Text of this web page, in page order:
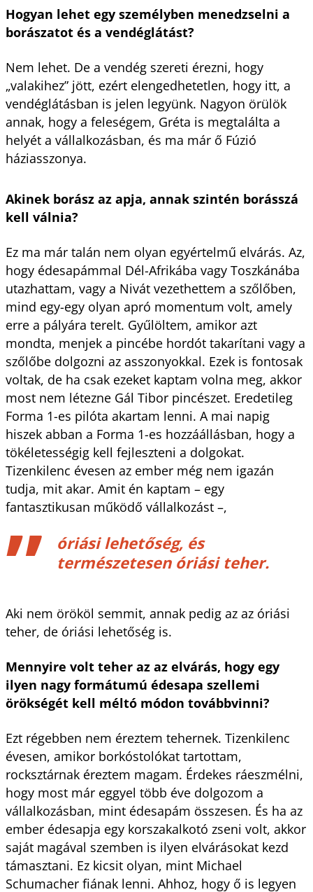
Hogyan lehet egy személyben menedzselni a
borászatot és a vendéglátást?
Nem lehet. De a vendég szereti érezni, hogy
„valakihez” jött, ezért elengedhetetlen, hogy itt, a
vendéglátásban is jelen legyünk. Nagyon örülök
annak, hogy a feleségem, Gréta is megtalálta a
helyét a vállalkozásban, és ma már ő Fúzió
háziasszonya.
Akinek borász az apja, annak szintén borásszá
kell válnia?
Ez ma már talán nem olyan egyértelmű elvárás. Az,
hogy édesapámmal Dél-Afrikába vagy Toszkánába
utazhattam, vagy a Nivát vezethettem a szőlőben,
mind egy-egy olyan apró momentum volt, amely
erre a pályára terelt. Gyűlöltem, amikor azt
mondta, menjek a pincébe hordót takarítani vagy a
szőlőbe dolgozni az asszonyokkal. Ezek is fontosak
voltak, de ha csak ezeket kaptam volna meg, akkor
most nem létezne Gál Tibor pincészet. Eredetileg
Forma 1-es pilóta akartam lenni. A mai napig
hiszek abban a Forma 1-es hozzáállásban, hogy a
tökéletességig kell fejleszteni a dolgokat.
Tizenkilenc évesen az ember még nem igazán
tudja, mit akar. Amit én kaptam – egy
fantasztikusan működő vállalkozást –,
óriási lehetőség, és
természetesen óriási teher.
Aki nem örököl semmit, annak pedig az az óriási
teher, de óriási lehetőség is.
Mennyire volt teher az az elvárás, hogy egy
ilyen nagy formátumú édesapa szellemi
örökségét kell méltó módon továbbvinni?
Ezt régebben nem éreztem tehernek. Tizenkilenc
évesen, amikor borkóstolókat tartottam,
rocksztárnak éreztem magam. Érdekes ráeszmélni,
hogy most már eggyel több éve dolgozom a
vállalkozásban, mint édesapám összesen. És ha az
ember édesapja egy korszakalkotó zseni volt, akkor
saját magával szemben is ilyen elvárásokat kezd
támasztani. Ez kicsit olyan, mint Michael
Schumacher fiának lenni. Ahhoz, hogy ő is legyen